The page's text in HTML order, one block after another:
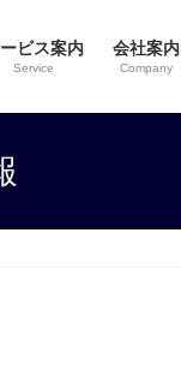
ビス案内
Service
会社案内
Company